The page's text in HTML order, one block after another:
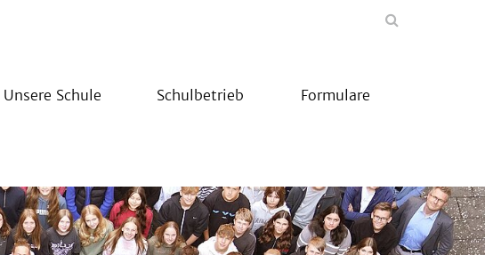
Unsere Schule Schulbetrieb Formulare